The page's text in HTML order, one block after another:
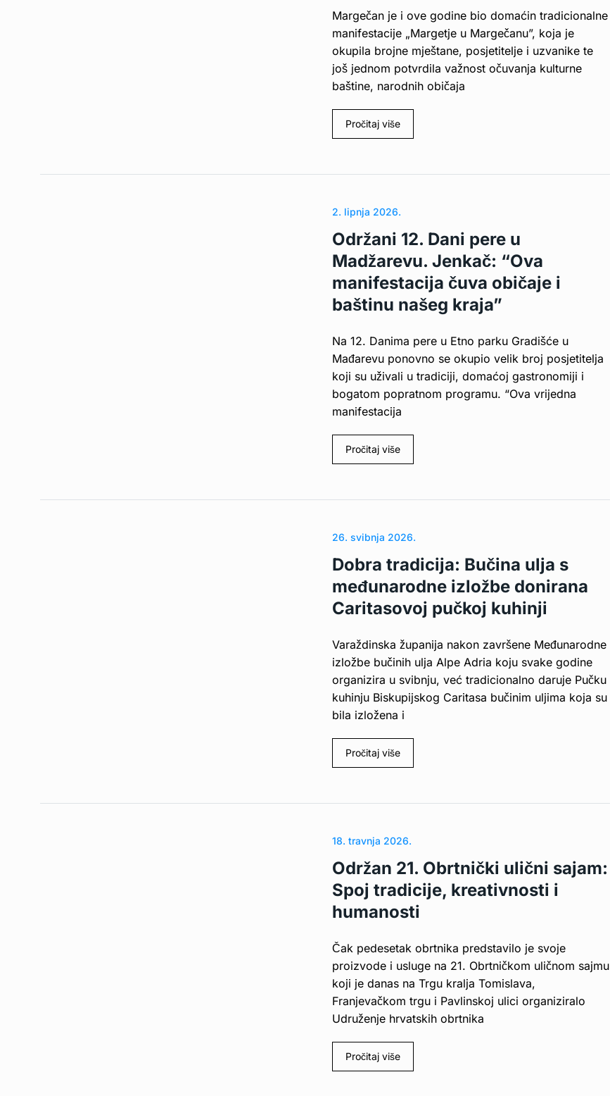
Margečan je i ove godine bio domaćin tradicionalne
manifestacije „Margetje u Margečanu”, koja je
okupila brojne mještane, posjetitelje i uzvanike te
još jednom potvrdila važnost očuvanja kulturne
baštine, narodnih običaja
Pročitaj više
2. lipnja 2026.
Održani 12. Dani pere u
Madžarevu. Jenkač: “Ova
manifestacija čuva običaje i
baštinu našeg kraja”
Na 12. Danima pere u Etno parku Gradišće u
Mađarevu ponovno se okupio velik broj posjetitelja
koji su uživali u tradiciji, domaćoj gastronomiji i
bogatom popratnom programu. “Ova vrijedna
manifestacija
Pročitaj više
26. svibnja 2026.
Dobra tradicija: Bučina ulja s
međunarodne izložbe donirana
Caritasovoj pučkoj kuhinji
Varaždinska županija nakon završene Međunarodne
izložbe bučinih ulja Alpe Adria koju svake godine
organizira u svibnju, već tradicionalno daruje Pučku
kuhinju Biskupijskog Caritasa bučinim uljima koja su
bila izložena i
Pročitaj više
18. travnja 2026.
Održan 21. Obrtnički ulični sajam:
Spoj tradicije, kreativnosti i
humanosti
Čak pedesetak obrtnika predstavilo je svoje
proizvode i usluge na 21. Obrtničkom uličnom sajmu
koji je danas na Trgu kralja Tomislava,
Franjevačkom trgu i Pavlinskoj ulici organiziralo
Udruženje hrvatskih obrtnika
Pročitaj više